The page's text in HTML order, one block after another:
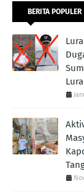
BERITA POPULER